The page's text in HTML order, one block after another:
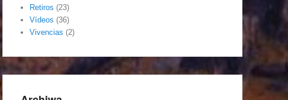
Retiros (23)
Vídeos (36)
Vivencias (2)